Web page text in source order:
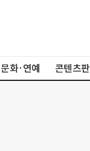
문화·연예 콘텐츠판